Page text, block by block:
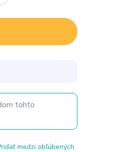
tohto
medzi obľúbených